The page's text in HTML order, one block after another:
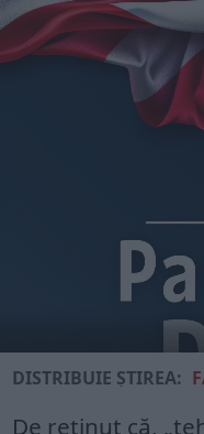
DISTRIBUIE ȘTIREA:
De reţinut că,